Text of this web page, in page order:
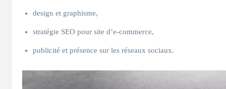
design et graphisme,
stratégie SEO pour site d’e-commerce,
publicité et présence sur les réseaux sociaux.